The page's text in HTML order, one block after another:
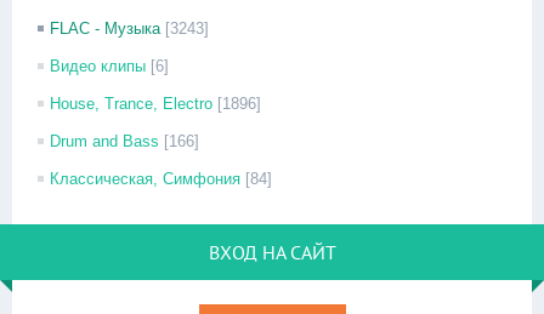
FLAC - Музыка [3243]
Видео клипы [6]
House, Trance, Electro [1896]
Drum and Bass [166]
Классическая, Симфония [84]
ВХОД НА САЙТ